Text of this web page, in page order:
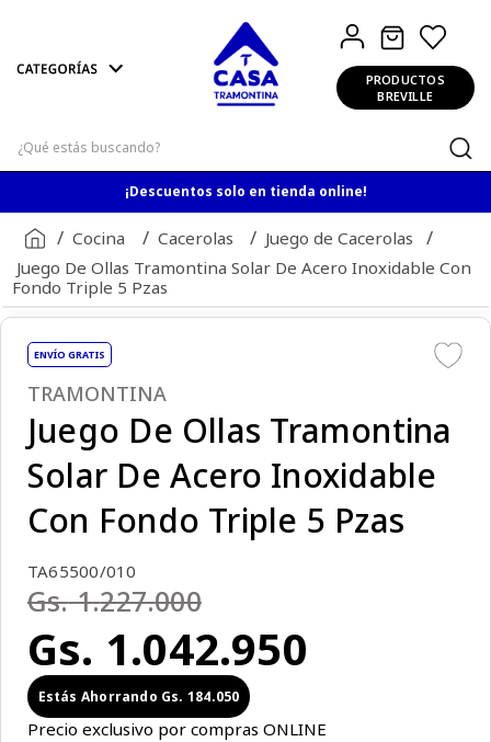
PRODUCTOS
BREVILLE
¡Descuentos solo en tienda online!
Cocina Cacerolas
Juego de Cacerolas
Juego De Ollas Tramontina Solar De Acero Inoxidable Con
Fondo Triple 5 Pzas
ENVÍO GRATIS
TRAMONTINA
Juego De Ollas Tramontina
Solar De Acero Inoxidable
Con Fondo Triple 5 Pzas
TA65500/010
Gs. 1.227.000
Gs. 1.042.950
Gs. 184.050
Precio exclusivo por compras ONLINE